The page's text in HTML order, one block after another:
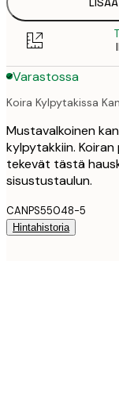
Varastossa
Koira Kylpytakissa
Mustavalkoinen
kylpytakkiin.
tekevät tästä
sisustustaulun.
CANPS55048-5
Hintahistoria